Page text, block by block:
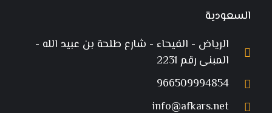
السعودية
الرياض - الفيحاء - شارع طلحة بن عبيد الله -
المبنى رقم 2231
966509994854
info@afkars.net